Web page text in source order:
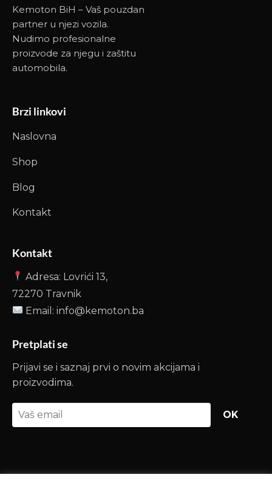
Kemoton BiH – Vaš pouzdan
partner u njezi vozila.
Nudimo profesionalne
proizvode za njegu i zaštitu
automobila.
Brzi linkovi
Naslovna
Shop
Blog
Kontakt
Kontakt
Adresa: Lovrići 13,
72270 Travnik
Email: info@kemoton.ba
Pretplati se
Prijavi se i saznaj prvi o novim akcijama i
proizvodima.
OK